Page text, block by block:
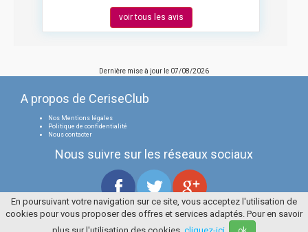
voir tous les avis
Dernière mise à jour le 07/08/2026
A propos de CeriseClub
Nos Mentions légales
Politique de confidentialité
Nous contacter
Nous suivre sur les réseaux sociaux
Tous droits réservés
La Cerise Bleue 2006 / 2026
En poursuivant votre navigation sur ce site, vous acceptez l'utilisation de
cookies pour vous proposer des offres et services adaptés. Pour en savoir